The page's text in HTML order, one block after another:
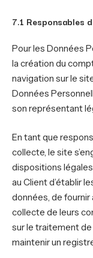
7.1 Responsables
Pour les Données
la création du
navigation sur le
Données
son représentant
En tant que
collecte, le site
dispositions
au Client d’établir
données, de
collecte de leurs
sur le traitement
maintenir un